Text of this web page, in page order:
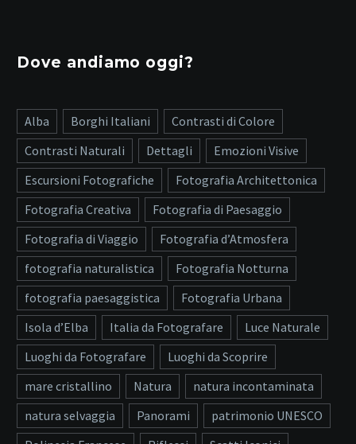
Dove andiamo oggi?
Alba Borghi Italiani
Contrasti di Colore
Contrasti Naturali
Dettagli
Emozioni Visive
Escursioni Fotografiche
Fotografia Architettonica
Fotografia Creativa
Fotografia di Paesaggio
Fotografia di Viaggio
Fotografia d’Atmosfera
fotografia naturalistica
Fotografia Notturna
fotografia paesaggistica
Fotografia Urbana
Isola d’Elba
Italia da Fotografare
Luce Naturale
Luoghi da Fotografare
Luoghi da Scoprire
mare cristallino
Natura
natura incontaminata
natura selvaggia
Panorami
patrimonio UNESCO